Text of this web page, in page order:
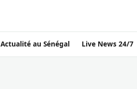
Actualité au Sénégal Live News 24/7